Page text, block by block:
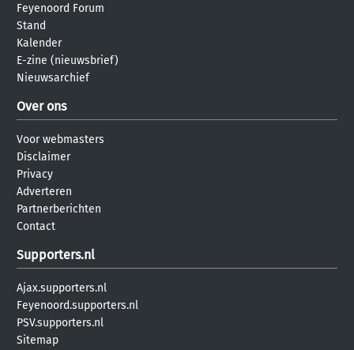
Feyenoord Forum
Stand
Kalender
E-zine (nieuwsbrief)
Nieuwsarchief
Over ons
Voor webmasters
Disclaimer
Privacy
Adverteren
Partnerberichten
Contact
Supporters.nl
Ajax.supporters.nl
Feyenoord.supporters.nl
PSV.supporters.nl
Sitemap